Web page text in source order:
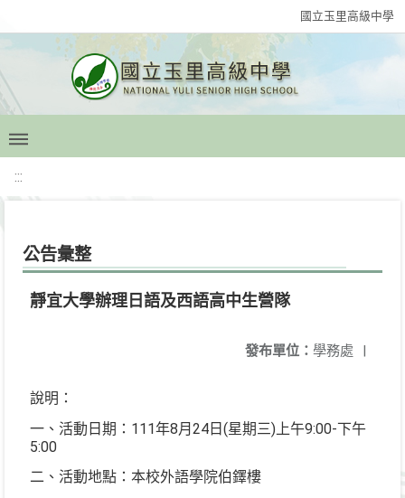
國立玉里高級中學
:::
公告彙整
靜宜大學辦理日語及西語高中生營隊
發布單位： 學務處 |
說明：
一、活動日期：111年8月24日(星期三)上午9:00-下午
5:00
二、活動地點：本校外語學院伯鐸樓